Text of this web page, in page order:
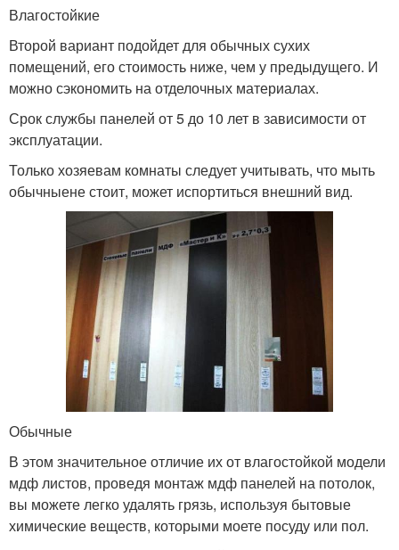
Влагостойкие
Второй вариант подойдет для обычных сухих
помещений, его стоимость ниже, чем у предыдущего. И
можно сэкономить на отделочных материалах.
Срок службы панелей от 5 до 10 лет в зависимости от
эксплуатации.
Только хозяевам комнаты следует учитывать, что мыть
обычныене стоит, может испортиться внешний вид.
Обычные
В этом значительное отличие их от влагостойкой модели
мдф листов, проведя монтаж мдф панелей на потолок,
вы можете легко удалять грязь, используя бытовые
химические веществ, которыми моете посуду или пол.